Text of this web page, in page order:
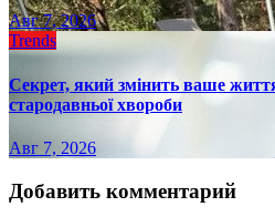
Авг 7, 2026
Trends
Секрет, який змінить ваше
стародавньої хвороби
Авг 7, 2026
Добавить комментарий